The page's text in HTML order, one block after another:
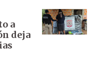
a
deja